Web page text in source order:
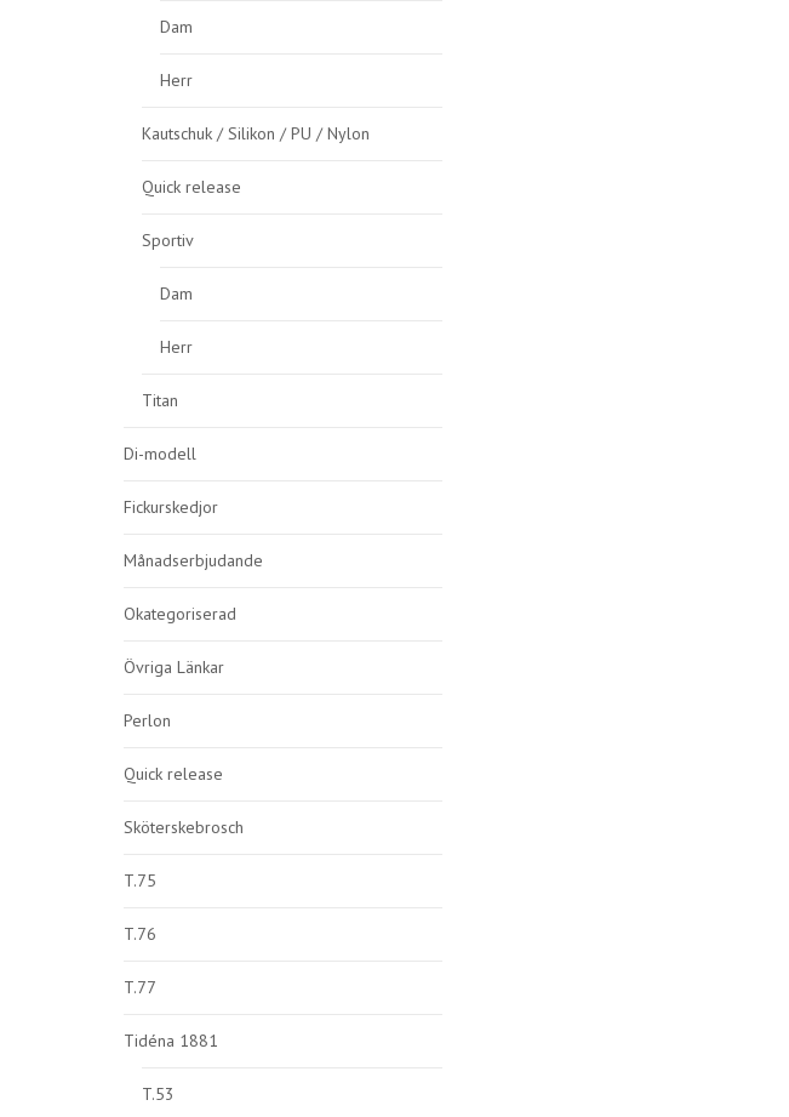
Dam
Herr
Kautschuk / Silikon / PU / Nylon
Quick release
Sportiv
Dam
Herr
Titan
Di-modell
Fickurskedjor
Månadserbjudande
Okategoriserad
Övriga Länkar
Perlon
Quick release
Sköterskebrosch
T.75
T.76
T.77
Tidéna 1881
T.53